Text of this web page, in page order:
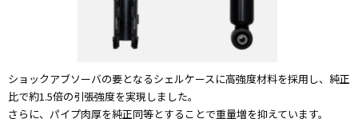
ショックアブソーバの要となるシェルケースに高強度材料を採用し、純正
比で約1.5倍の引張強度を実現しました。
さらに、パイプ肉厚を純正同等とすることで重量増を抑えています。